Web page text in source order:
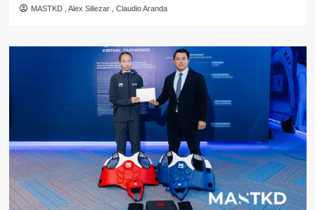
MASTKD Alex Siliezar Claudio Aranda